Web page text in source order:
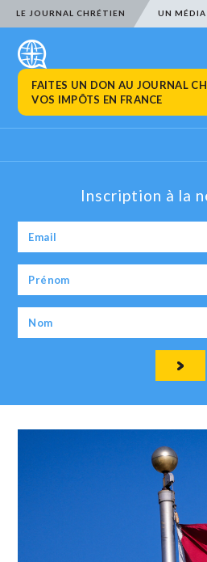
LE JOURNAL CHRÉTIEN UN MÉDIA
FAITES UN DON AU JOURNAL
VOS IMPÔTS EN FRANCE
Inscription à la